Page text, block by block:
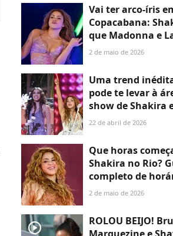
Sangalo e mais.
que rolou!
Vai ter arco-íris
Copacabana:
que Madonna e
não fizeram e
no Rio; mais uma
está confirmada!
2 de maio de 2026
Uma trend
pode te levar à
show de Shakira
Copacabana;
exclusivo ao
Rio
22 de abril de 2026
Que horas
Shakira no Rio?
completo de
assistir,
Madonna e nem
tiveram
2 de maio de 2026
player2
ROLOU BEIJO!
Marquezine e